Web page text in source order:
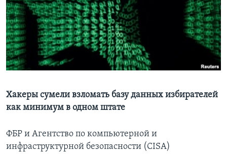
Learning English
СОЦИАЛЬНЫЕ СЕТИ
Языки
Хакеры сумели взломать базу данных избирателей
как минимум в одном штате
ФБР и Агентство по компьютерной и
инфраструктурной безопасности (CISA)